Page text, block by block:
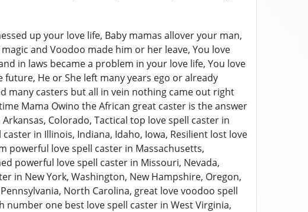
up your love life, Baby mamas allover your man,
and Voodoo made him or her leave, You love
in laws became a problem in your love life, You love
He or She left many years ego or already
many casters but all in vein nothing came out right
Mama Owino the African great caster is the answer
Colorado, Tactical top love spell caster in
in Illinois, Indiana, Idaho, Iowa, Resilient lost love
powerful love spell caster in Massachusetts,
powerful love spell caster in Missouri, Nevada,
in New York, Washington, New Hampshire, Oregon,
North Carolina, great love voodoo spell
one best love spell caster in West Virginia,